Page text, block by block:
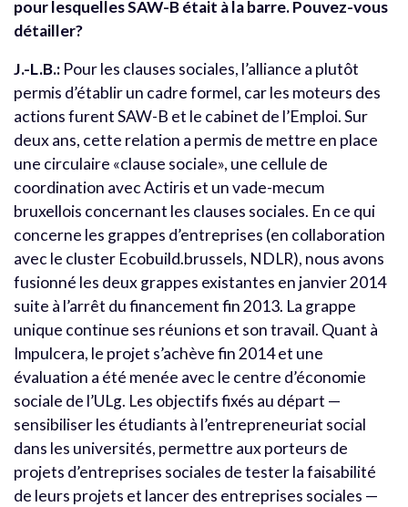
pour lesquelles SAW-B était à la barre. Pouvez-vous
détailler?
J.-L.B.: Pour les clauses sociales, l’alliance a plutôt
permis d’établir un cadre formel, car les moteurs des
actions furent SAW-B et le cabinet de l’Emploi. Sur
deux ans, cette relation a permis de mettre en place
une circulaire «clause sociale», une cellule de
coordination avec Actiris et un vade-mecum
bruxellois concernant les clauses sociales. En ce qui
concerne les grappes d’entreprises (en collaboration
avec le cluster Ecobuild.brussels, NDLR), nous avons
fusionné les deux grappes existantes en janvier 2014
suite à l’arrêt du financement fin 2013. La grappe
unique continue ses réunions et son travail. Quant à
Impulcera, le projet s’achève fin 2014 et une
évaluation a été menée avec le centre d’économie
sociale de l’ULg. Les objectifs fixés au départ —
sensibiliser les étudiants à l’entrepreneuriat social
dans les universités, permettre aux porteurs de
projets d’entreprises sociales de tester la faisabilité
de leurs projets et lancer des entreprises sociales —